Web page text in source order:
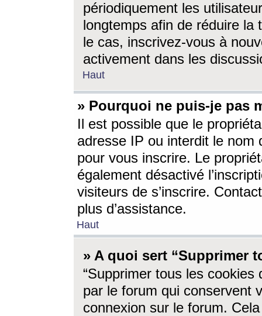
périodiquement les
longtemps afin de réduire la
le cas, inscrivez-vous à
activement dans les
Haut
» Pourquoi ne puis-je pas
Il est possible que le
adresse IP ou interdit le nom
pour vous inscrire. Le
également désactivé
visiteurs de s’inscrire.
plus d’assistance.
Haut
» A quoi sert “Supprimer
“Supprimer tous les cookies
par le forum qui conservent
connexion sur le forum.